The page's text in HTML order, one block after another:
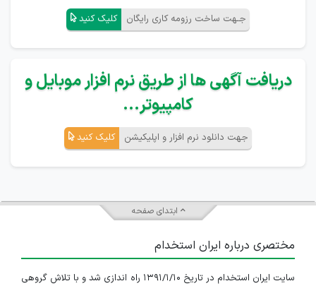
جـهت ساخت رزومه کاری رایگان کلیک کنید
دریافت آگهی ها از طریق نرم افزار موبایل و
کامپیوتر...
جهت دانلود نرم افزار و اپلیکیشن کلیک کنید
ابتدای صفحه
مختصری درباره ایران استخدام
سایت ایران استخدام در تاریخ ۱۳۹۱/۱/۱۰ راه اندازی شد و با تلاش گروهی